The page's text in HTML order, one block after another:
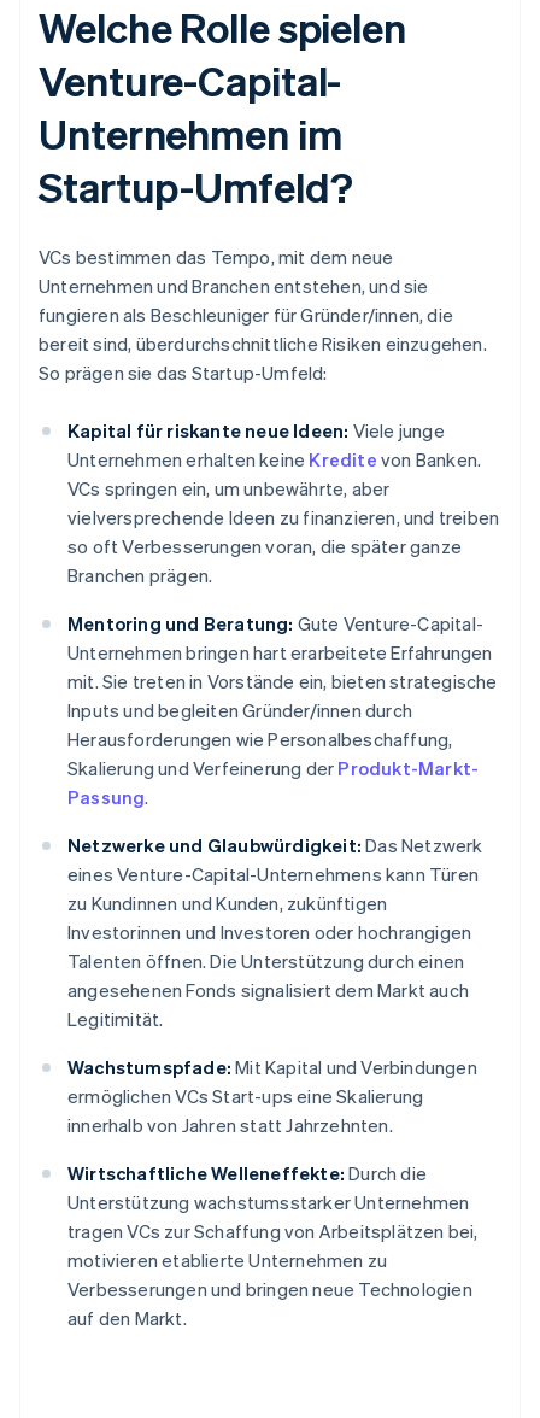
Welche Rolle spielen
Venture-Capital-
Unternehmen im
Startup-Umfeld?
VCs bestimmen das Tempo, mit dem neue
Unternehmen und Branchen entstehen, und sie
fungieren als Beschleuniger für Gründer/innen, die
bereit sind, überdurchschnittliche Risiken einzugehen.
So prägen sie das Startup-Umfeld:
Kapital für riskante neue Ideen: Viele junge
Unternehmen erhalten keine Kredite von Banken.
VCs springen ein, um unbewährte, aber
vielversprechende Ideen zu finanzieren, und treiben
so oft Verbesserungen voran, die später ganze
Branchen prägen.
Mentoring und Beratung: Gute Venture-Capital-
Unternehmen bringen hart erarbeitete Erfahrungen
mit. Sie treten in Vorstände ein, bieten strategische
Inputs und begleiten Gründer/innen durch
Herausforderungen wie Personalbeschaffung,
Skalierung und Verfeinerung der Produkt-Markt-
Passung.
Netzwerke und Glaubwürdigkeit: Das Netzwerk
eines Venture-Capital-Unternehmens kann Türen
zu Kundinnen und Kunden, zukünftigen
Investorinnen und Investoren oder hochrangigen
Talenten öffnen. Die Unterstützung durch einen
angesehenen Fonds signalisiert dem Markt auch
Legitimität.
Wachstumspfade: Mit Kapital und Verbindungen
ermöglichen VCs Start-ups eine Skalierung
innerhalb von Jahren statt Jahrzehnten.
Wirtschaftliche Welleneffekte: Durch die
Unterstützung wachstumsstarker Unternehmen
tragen VCs zur Schaffung von Arbeitsplätzen bei,
motivieren etablierte Unternehmen zu
Verbesserungen und bringen neue Technologien
auf den Markt.